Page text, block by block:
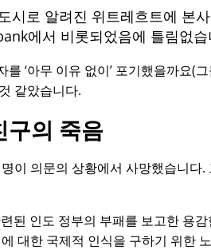
시로 알려진 위트레흐트에 본
에서 비롯되었음에 틀림없습
를 아무 이유 없이 포기했을까요(
같았습니다.
구의 죽음
이 의문의 상황에서 사망했습니다.
된 인도 정부의 부패를 보고한 용
대한 국제적 인식을 구하기 위한